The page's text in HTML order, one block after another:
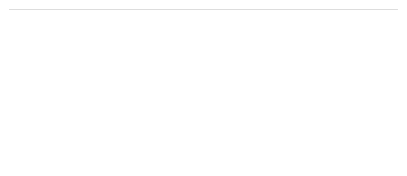
cena: